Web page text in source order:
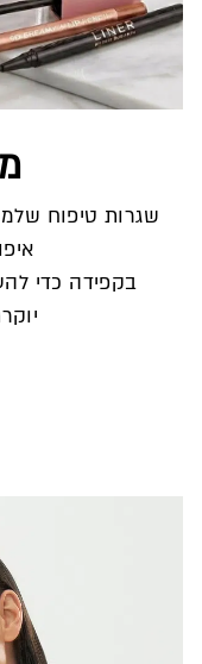
שגרות טיפוח
בקפידה כדי